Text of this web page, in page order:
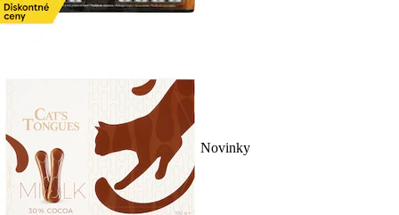
Novinky